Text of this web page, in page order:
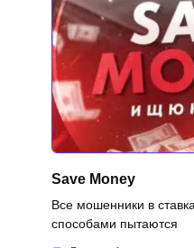
Save Money
Все мошенники в
способами пытаются